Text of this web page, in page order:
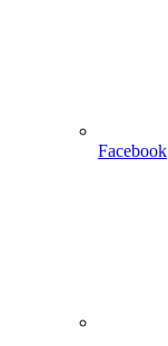
Facebook